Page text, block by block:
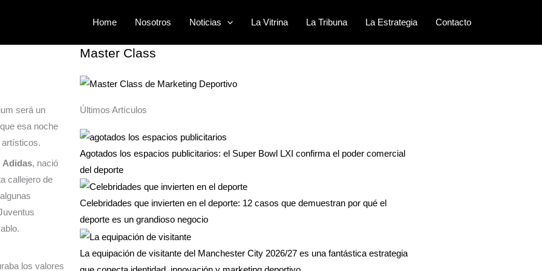
Home Nosotros Noticias La Vitrina La Tribuna La Estrategia Contacto
será un
esa noche
artísticos.
Adidas, nació
callejero de
los valores
Buscar
Master Class
Últimos Artículos
Agotados los espacios publicitarios: el Super Bowl LXI confirma el poder comercial
del deporte
Celebridades que invierten en el deporte: 12 casos que demuestran por qué el
deporte es un grandioso negocio
La equipación de visitante del Manchester City 2026/27 es una fantástica estrategia